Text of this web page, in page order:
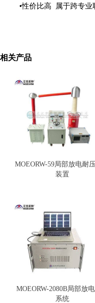
•性价比高 属于跨专业
相关产品
MOEORW-59局部放电耐
装置
MOEORW-2080B局部放
系统